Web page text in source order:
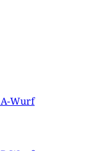
Wurf